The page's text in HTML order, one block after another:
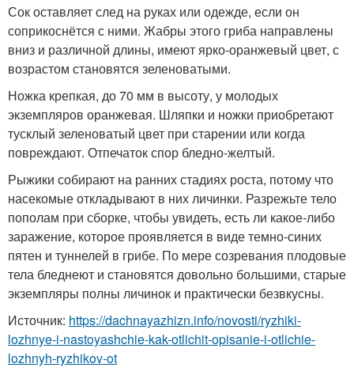
Сок оставляет след на руках или одежде, если он
соприкоснётся с ними. Жабры этого гриба направлены
вниз и различной длины, имеют ярко-оранжевый цвет, с
возрастом становятся зеленоватыми.
Ножка крепкая, до 70 мм в высоту, у молодых
экземпляров оранжевая. Шляпки и ножки приобретают
тусклый зеленоватый цвет при старении или когда
повреждают. Отпечаток спор бледно-желтый.
Рыжики собирают на ранних стадиях роста, потому что
насекомые откладывают в них личинки. Разрежьте тело
пополам при сборке, чтобы увидеть, есть ли какое-либо
заражение, которое проявляется в виде темно-синих
пятен и туннелей в грибе. По мере созревания плодовые
тела бледнеют и становятся довольно большими, старые
экземпляры полны личинок и практически безвкусны.
Источник: https://dachnayazhizn.info/novosti/ryzhiki-
lozhnye-i-nastoyashchie-kak-otlichit-opisanie-i-otlichie-
lozhnyh-ryzhikov-ot